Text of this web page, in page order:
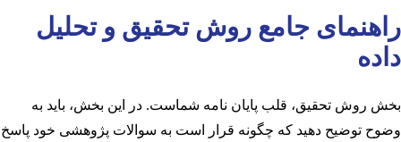
راهنمای جامع روش تحقیق و تحلیل
داده
بخش روش تحقیق، قلب پایان نامه شماست. در این بخش، باید به
وضوح توضیح دهید که چگونه قرار است به سوالات پژوهشی خود پاسخ